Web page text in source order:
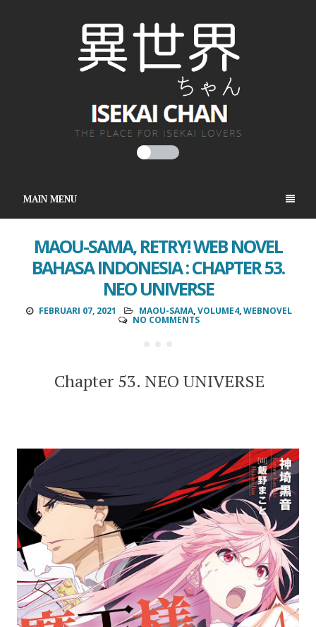
MAIN MENU
MAOU-SAMA, RETRY! WEB NOVEL
BAHASA INDONESIA : CHAPTER 53.
NEO UNIVERSE
FEBRUARI 07, 2021 MAOU-SAMA,VOLUME4,WEBNOVEL
NO COMMENTS
Chapter 53. NEO UNIVERSE